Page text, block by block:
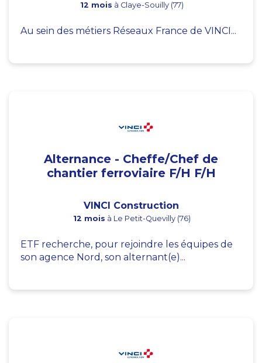
12 mois à Claye-Souilly (77)
Au sein des métiers Réseaux France de VINCI...
Alternance - Cheffe/Chef de
chantier ferroviaire F/H F/H
VINCI Construction
12 mois à Le Petit-Quevilly (76)
ETF recherche, pour rejoindre les équipes de
son agence Nord, son alternant(e)...